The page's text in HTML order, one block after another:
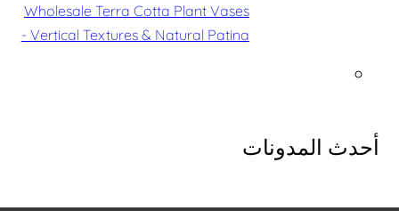
Wholesale Terra Cotta Plant Vases
- Vertical Textures & Natural Patina
أحدث المدونات